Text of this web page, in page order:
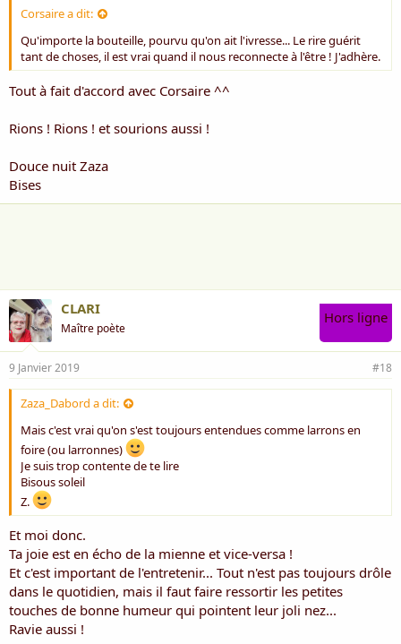
Corsaire a dit:
Qu'importe la bouteille, pourvu qu'on ait l'ivresse... Le rire guérit
tant de choses, il est vrai quand il nous reconnecte à l'être ! J'adhère.
Tout à fait d'accord avec Corsaire ^^
Rions ! Rions ! et sourions aussi !
Douce nuit Zaza
Bises
CLARI
Maître poète
Hors ligne
9 Janvier 2019 #18
Zaza_Dabord a dit:
Mais c'est vrai qu'on s'est toujours entendues comme larrons en
foire (ou larronnes)
Je suis trop contente de te lire
Bisous soleil
Z.
Et moi donc.
Ta joie est en écho de la mienne et vice-versa !
Et c'est important de l'entretenir... Tout n'est pas toujours drôle
dans le quotidien, mais il faut faire ressortir les petites
touches de bonne humeur qui pointent leur joli nez...
Ravie aussi !